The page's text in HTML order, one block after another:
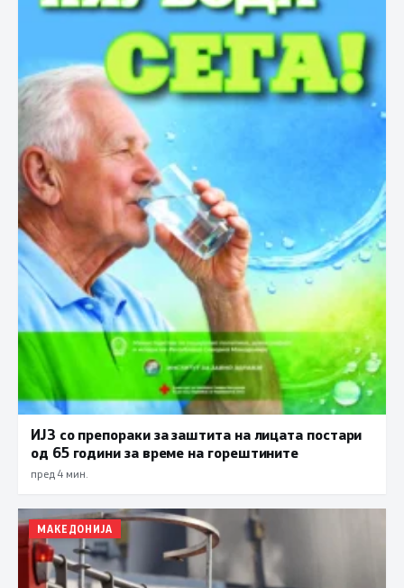
ИЈЗ со препораки за заштита на лицата постари
од 65 години за време на горештините
пред 4 мин.
МАКЕДОНИЈА